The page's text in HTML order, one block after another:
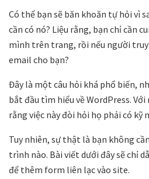
Có thể bạn sẽ băn khoăn tự hỏi vì
cần có nó? Liệu rằng, bạn chỉ cần
mình trên trang, rồi nếu người truy
email cho bạn?
Đây là một câu hỏi khá phổ biến,
bắt đầu tìm hiểu về WordPress.
rằng việc này đòi hỏi họ phải có
Tuy nhiên, sự thật là bạn không
trình nào. Bài viết dưới đây sẽ chỉ
để thêm form liên lạc vào site.